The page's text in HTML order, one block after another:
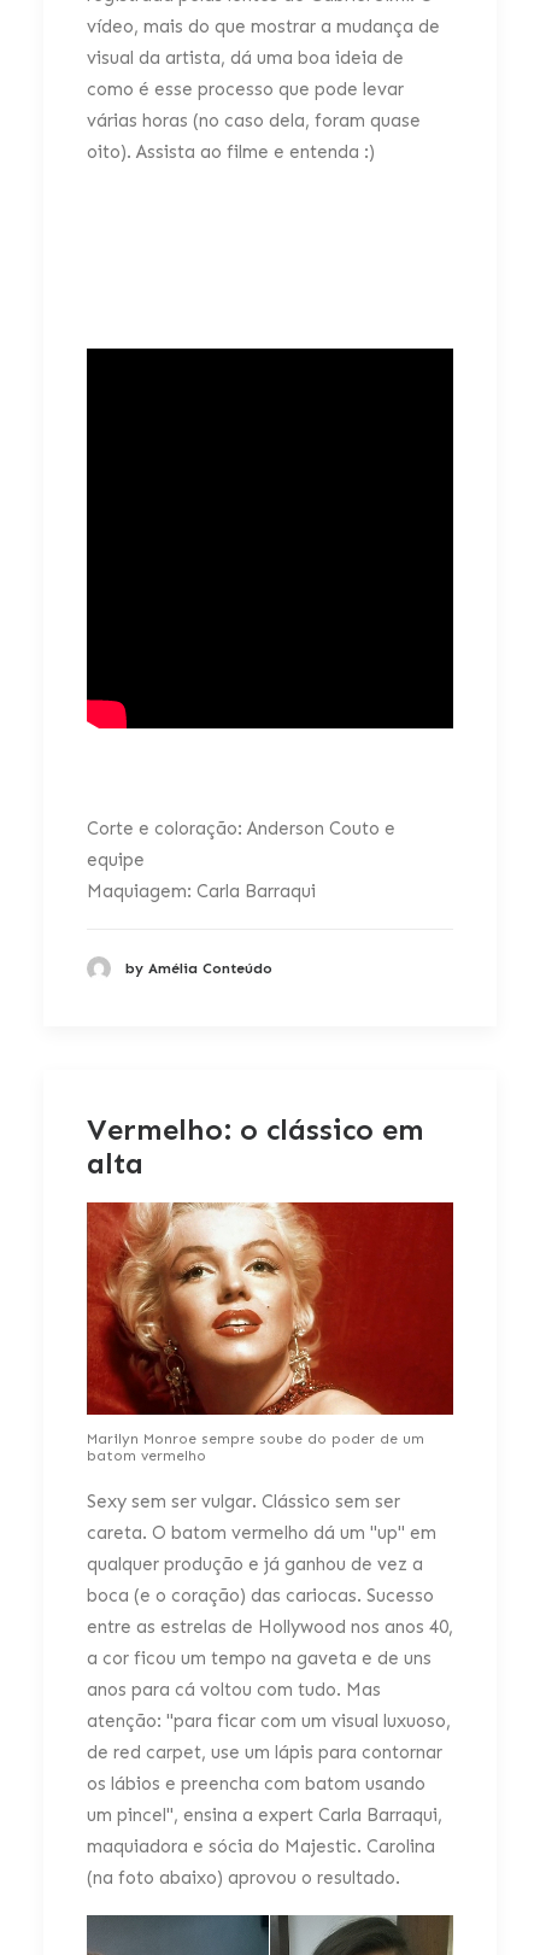
vídeo, mais do que mostrar a mudança de
visual da artista, dá uma boa ideia de
como é esse processo que pode levar
várias horas (no caso dela, foram quase
oito). Assista ao filme e entenda :)
Corte e coloração: Anderson Couto e
equipe
Maquiagem: Carla Barraqui
by Amélia Conteúdo
Vermelho: o clássico em
alta
Marilyn Monroe sempre soube do poder de um
batom vermelho
Sexy sem ser vulgar. Clássico sem ser
careta. O batom vermelho dá um "up" em
qualquer produção e já ganhou de vez a
boca (e o coração) das cariocas. Sucesso
entre as estrelas de Hollywood nos anos 40,
a cor ficou um tempo na gaveta e de uns
anos para cá voltou com tudo. Mas
atenção: "para ficar com um visual luxuoso,
de red carpet, use um lápis para contornar
os lábios e preencha com batom usando
um pincel", ensina a expert Carla Barraqui,
maquiadora e sócia do Majestic. Carolina
(na foto abaixo) aprovou o resultado.